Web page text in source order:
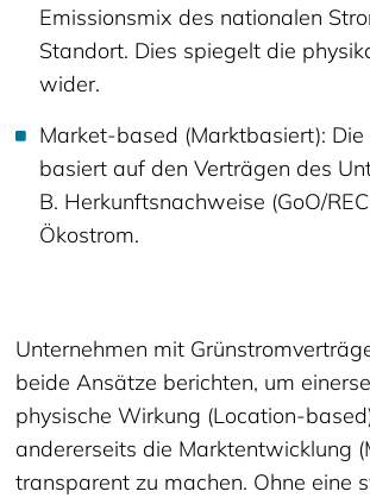
Emissionsmix des nationalen
Standort. Dies spiegelt die
wider.
Market-based (Marktbasiert): Die
basiert auf den Verträgen des
B. Herkunftsnachweise (GoO/
Ökostrom.
Unternehmen mit
beide Ansätze berichten, um
physische Wirkung (Location-
andererseits die Marktentwicklung
transparent zu machen. Ohne eine